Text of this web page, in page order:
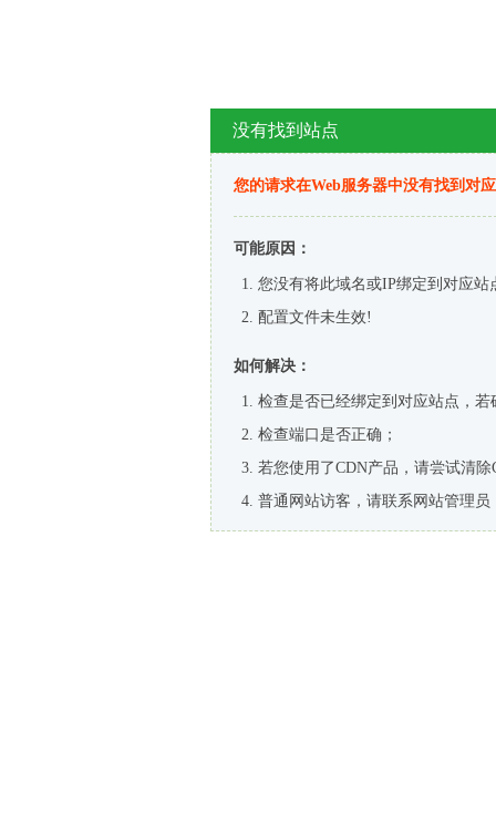
没有找到站点
您的请求在Web服务器中没有找到对
可能原因：
您没有将此域名或IP绑定到对应站
配置文件未生效!
如何解决：
检查是否已经绑定到对应站点，
检查端口是否正确；
若您使用了CDN产品，请尝试清除
普通网站访客，请联系网站管理员